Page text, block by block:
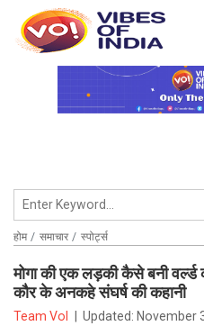
होम समाचार स्पोर्ट्स
मोगा की एक लड़की कैसे बनी वर्ल्ड
कौर के अनकहे संघर्ष की कहानी
Team VoI Updated: November